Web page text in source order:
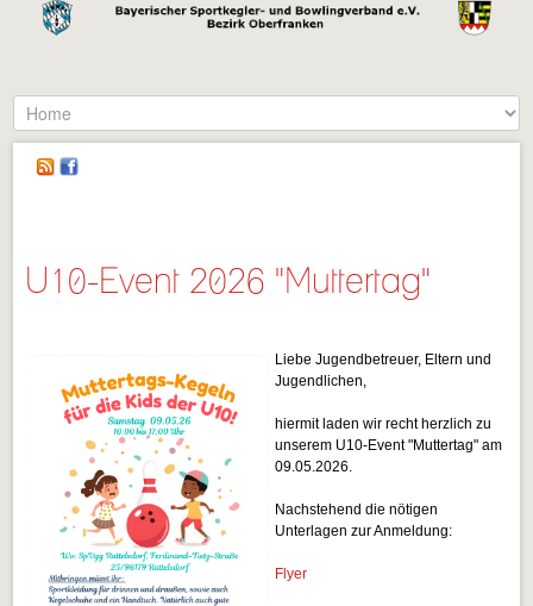
U10-Event 2026 "Muttertag"
Liebe Jugendbetreuer, Eltern und
Jugendlichen,
hiermit laden wir recht herzlich zu
unserem U10-Event "Muttertag" am
09.05.2026.
Nachstehend die nötigen
Unterlagen zur Anmeldung:
Flyer